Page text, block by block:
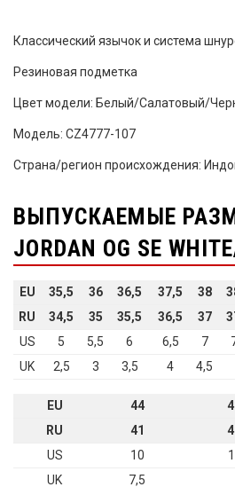
Классический язычок и система
Резиновая подметка
Цвет модели: Белый/Салатовый/
Модель: CZ4777-107
Страна/регион происхождения:
ВЫПУСКАЕМЫЕ
JORDAN OG SE
EU 35,5 36 36,5 37,5 38
RU
34,5 35 35,5 36,5 37
US
5 5,5 6 6,5 7
UK
2,5 3 3,5 4 4,5
EU 44
RU
41
US
10
UK
7,5